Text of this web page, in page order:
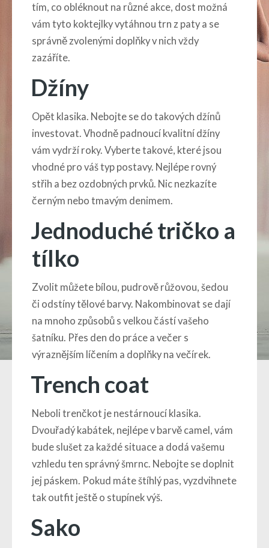
tím, co obléknout na různé akce, dost možná
vám tyto koktejlky vytáhnou trn z paty a se
správně zvolenými doplňky v nich vždy
zazáříte.
Džíny
Opět klasika. Nebojte se do takových džínů
investovat. Vhodně padnoucí kvalitní džíny
vám vydrží roky. Vyberte takové, které jsou
vhodné pro váš typ postavy. Nejlépe rovný
střih a bez ozdobných prvků. Nic nezkazíte
černým nebo tmavým denimem.
Jednoduché tričko a
tílko
Zvolit můžete bílou, pudrově růžovou, šedou
či odstíny tělové barvy. Nakombinovat se dají
na mnoho způsobů s velkou částí vašeho
šatníku. Přes den do práce a večer s
výraznějším líčením a doplňky na večírek.
Trench coat
Neboli trenčkot je nestárnoucí klasika.
Dvouřadý kabátek, nejlépe v barvě camel, vám
bude slušet za každé situace a dodá vašemu
vzhledu ten správný šmrnc. Nebojte se doplnit
jej páskem. Pokud máte štíhlý pas, vyzdvihnete
tak outfit ještě o stupínek výš.
Sako